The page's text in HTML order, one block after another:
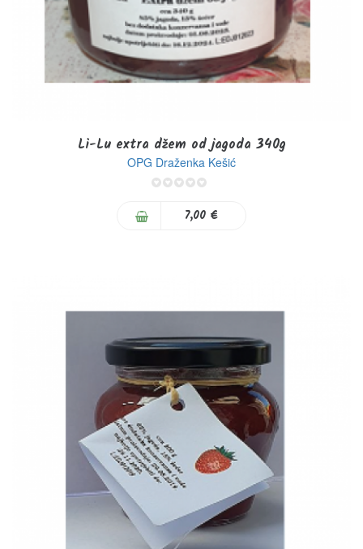
Li-Lu extra džem od jagoda 340g
OPG Draženka Kešić
7,00 €